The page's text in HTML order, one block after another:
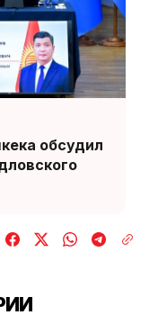
обсудил